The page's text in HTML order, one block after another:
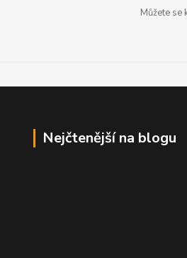
Můžete se
Nejčtenější na blogu